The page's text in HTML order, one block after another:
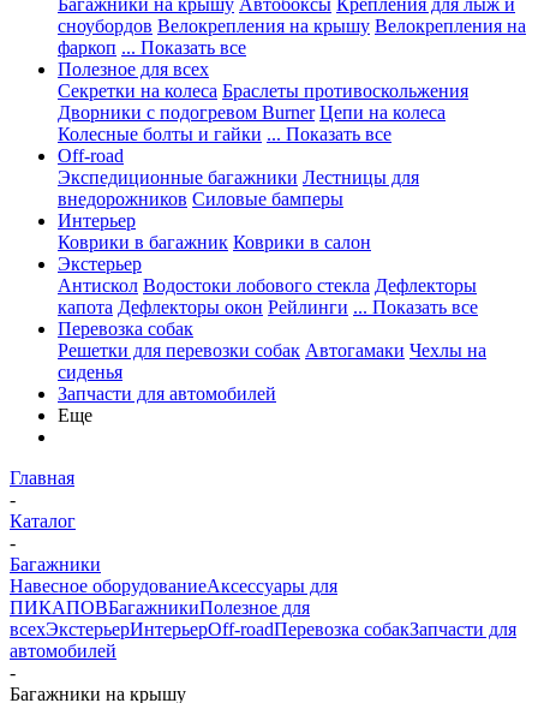
Багажники на крышу Автобоксы Крепления для лыж и
сноубордов Велокрепления на крышу Велокрепления на
фаркоп ... Показать все
Полезное для всех
Секретки на колеса Браслеты противоскольжения
Дворники с подогревом Burner Цепи на колеса
Колесные болты и гайки ... Показать все
Off-road
Экспедиционные багажники Лестницы для
внедорожников Силовые бамперы
Интерьер
Коврики в багажник Коврики в салон
Экстерьер
Антискол Водостоки лобового стекла Дефлекторы
капота Дефлекторы окон Рейлинги ... Показать все
Перевозка собак
Решетки для перевозки собак Автогамаки Чехлы на
сиденья
Запчасти для автомобилей
Еще
Главная
-
Каталог
-
Багажники
Навесное оборудованиеАксессуары для
ПИКАПОВБагажникиПолезное для
всехЭкстерьерИнтерьерOff-roadПеревозка собакЗапчасти для
автомобилей
-
Багажники на крышу